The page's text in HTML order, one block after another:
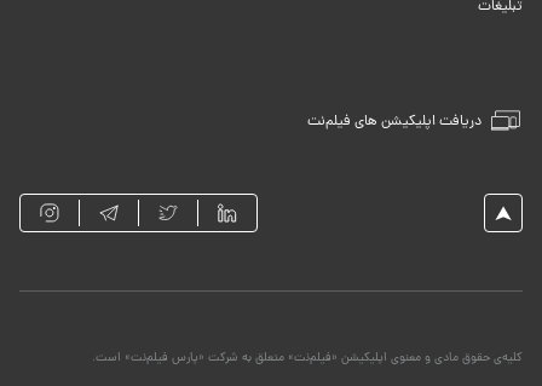
دریافت اپلیکیشن های فیلم‌نت
تبلیغات
کلیه‌ی حقوق مادی و معنوی اپلیکیشن «فیلم‌نت» متعلق به شرکت «پارس فیلم‌نت» است.